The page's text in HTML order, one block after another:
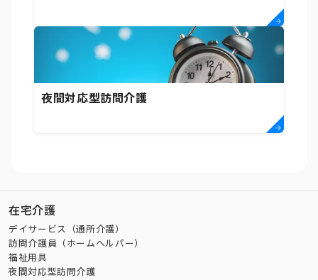
夜間対応型訪問介護
在宅介護
デイサービス（通所介護）
訪問介護員（ホームヘルパー）
福祉用具
夜間対応型訪問介護